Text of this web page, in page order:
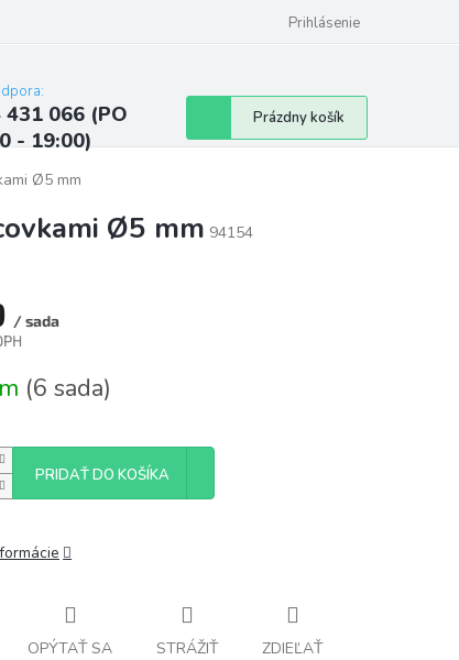
Najčastejšie otázky a odpovede
Prihlásenie
431 066 (PO
- 19:00)
Nákupný
košík
Prázdny košík
Ø5 mm
Ø5 mm 94154
/ sada
(6 sada)
PRIDAŤ DO KOŠÍKA
OPÝTAŤ SA STRÁŽIŤ ZDIEĽAŤ